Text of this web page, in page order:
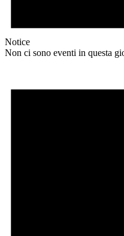
Notice
Non ci sono eventi in questa